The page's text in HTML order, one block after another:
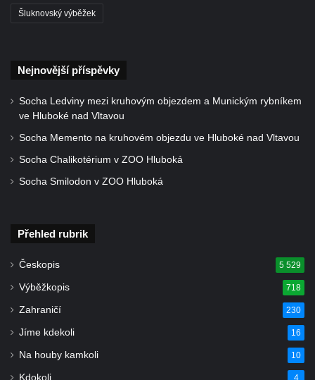
Kaiserkrone
Jeskyně Na Pozici
Vyhlídka Jelení skok u Nového Boru
Vyhlídka u Šenovské jehly (Kamenický
Skalní město Tiské stěny
Šluknovský výběžek
Nejnovější příspěvky
Socha Ledviny mezi kruhovým objezdem a Munickým rybníkem
ve Hluboké nad Vltavou
Socha Memento na kruhovém objezdu ve Hluboké nad Vltavou
Socha Chalikotérium v ZOO Hluboká
Socha Smilodon v ZOO Hluboká
Přehled rubrik
Českopis 5 529
Výběžkopis 718
Zahraničí 230
Jíme kdekoli 16
Na houby kamkoli 10
Kdokoli 4